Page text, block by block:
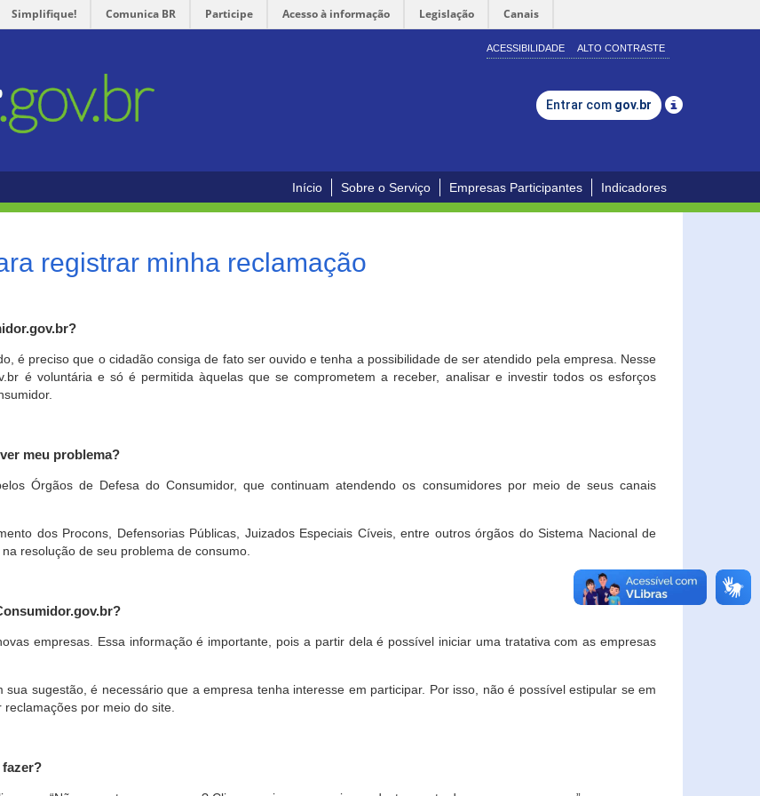
Simplifique! Comunica BR Participe Acesso à informação Legislação Canais
ACESSIBILIDADE ALTO CONTRASTE
Entrar com gov.br
Início Sobre o Serviço Empresas Participantes Indicadores
registrar minha reclamação
é preciso que o cidadão consiga de fato ser ouvido e tenha a possibilidade de ser atendido pela empresa. Nesse
é voluntária e só é permitida àquelas que se comprometem a receber, analisar e investir todos os esforços
meu problema?
Órgãos de Defesa do Consumidor, que continuam atendendo os consumidores por meio de seus canais
dos Procons, Defensorias Públicas, Juizados Especiais Cíveis, entre outros órgãos do Sistema Nacional de
resolução de seu problema de consumo.
empresas. Essa informação é importante, pois a partir dela é possível iniciar uma tratativa com as empresas
sugestão, é necessário que a empresa tenha interesse em participar. Por isso, não é possível estipular se em
por meio do site.
fazer?